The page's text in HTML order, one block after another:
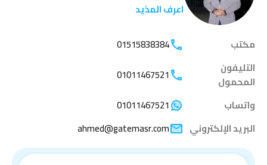
اعرف المذيد
مكتب
01515838384
التليفون
المحمول
01011467521
واتساب
01011467521
البريد الإلكتروني
ahmed@gatemasr.com